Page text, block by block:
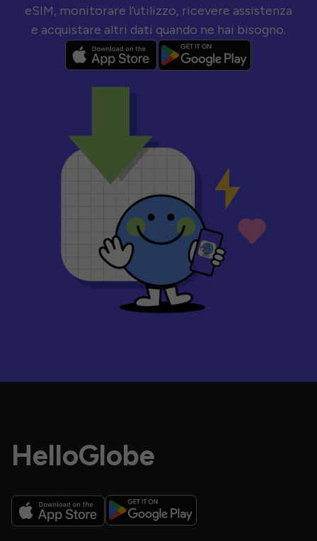
eSIM, monitorare l’utilizzo, ricevere assistenza
e acquistare altri dati quando ne hai bisogno.
HelloGlobe